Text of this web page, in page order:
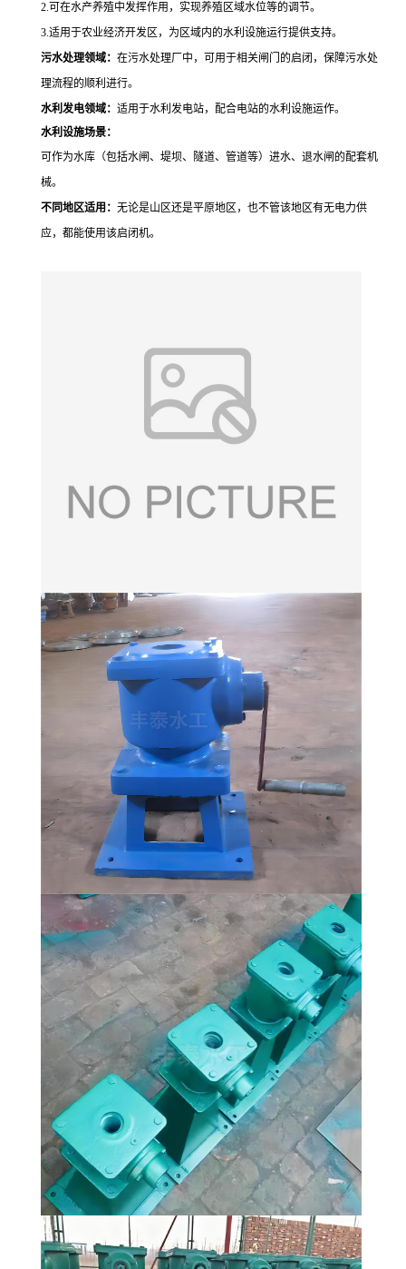
2.可在水产养殖中发挥作用，实现养殖区域水位等的调节。
3.适用于农业经济开发区，为区域内的水利设施运行提供支持。
污水处理领域： 在污水处理厂中，可用于相关闸门的启闭，保障污水处
理流程的顺利进行。
水利发电领域： 适用于水利发电站，配合电站的水利设施运作。
水利设施场景：
可作为水库（包括水闸、堤坝、隧道、管道等）进水、退水闸的配套机
械。
不同地区适用： 无论是山区还是平原地区，也不管该地区有无电力供
应，都能使用该启闭机。